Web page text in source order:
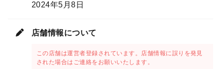
2024年5月8日
店舗情報について
この店舗は運営者登録されています。店舗情報に誤りを発見
された場合はご連絡をお願いいたします。